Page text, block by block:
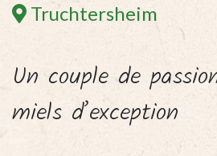
Truchtersheim
Un couple de
miels d’exception